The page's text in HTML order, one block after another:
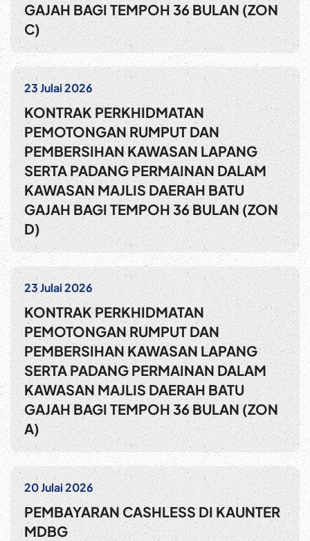
GAJAH BAGI TEMPOH 36 BULAN (ZON
C)
23 Julai 2026
KONTRAK PERKHIDMATAN
PEMOTONGAN RUMPUT DAN
PEMBERSIHAN KAWASAN LAPANG
SERTA PADANG PERMAINAN DALAM
KAWASAN MAJLIS DAERAH BATU
GAJAH BAGI TEMPOH 36 BULAN (ZON
D)
23 Julai 2026
KONTRAK PERKHIDMATAN
PEMOTONGAN RUMPUT DAN
PEMBERSIHAN KAWASAN LAPANG
SERTA PADANG PERMAINAN DALAM
KAWASAN MAJLIS DAERAH BATU
GAJAH BAGI TEMPOH 36 BULAN (ZON
A)
20 Julai 2026
PEMBAYARAN CASHLESS DI KAUNTER
MDBG